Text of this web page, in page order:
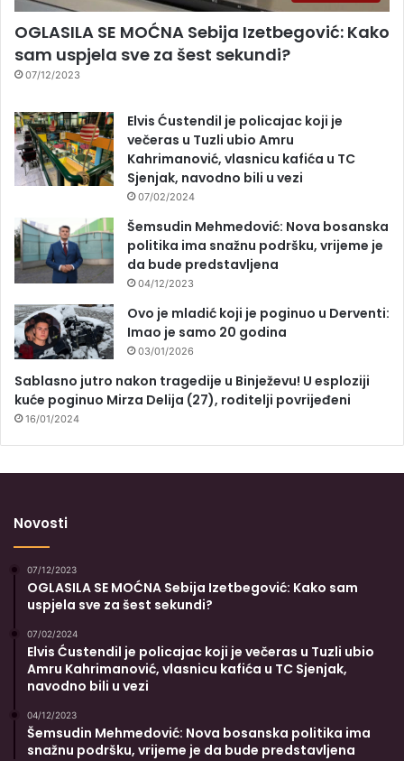
OGLASILA SE MOĆNA Sebija Izetbegović: Kako
sam uspjela sve za šest sekundi?
07/12/2023
Elvis Ćustendil je policajac koji je
večeras u Tuzli ubio Amru
Kahrimanović, vlasnicu kafića u TC
Sjenjak, navodno bili u vezi
07/02/2024
Šemsudin Mehmedović: Nova bosanska
politika ima snažnu podršku, vrijeme je
da bude predstavljena
04/12/2023
Ovo je mladić koji je poginuo u Derventi:
Imao je samo 20 godina
03/01/2026
Sablasno jutro nakon tragedije u Binježevu! U esploziji
kuće poginuo Mirza Delija (27), roditelji povrijeđeni
16/01/2024
Novosti
07/12/2023
OGLASILA SE MOĆNA Sebija Izetbegović: Kako sam
uspjela sve za šest sekundi?
07/02/2024
Elvis Ćustendil je policajac koji je večeras u Tuzli ubio
Amru Kahrimanović, vlasnicu kafića u TC Sjenjak,
navodno bili u vezi
04/12/2023
Šemsudin Mehmedović: Nova bosanska politika ima
snažnu podršku, vrijeme je da bude predstavljena